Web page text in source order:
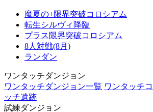
魔夏の+限界突破コロシアム
転生シルヴィ降臨
プラス限界突破コロシアム
8人対戦(8月)
ランダン
ワンタッチダンジョン
ワンタッチダンジョン一覧 ワンタッチ
ッチ遺跡
試練ダンジョン